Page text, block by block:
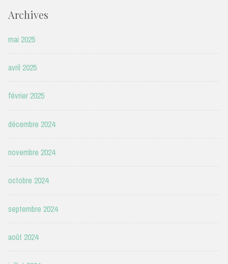
Archives
mai 2025
avril 2025
février 2025
décembre 2024
novembre 2024
octobre 2024
septembre 2024
août 2024